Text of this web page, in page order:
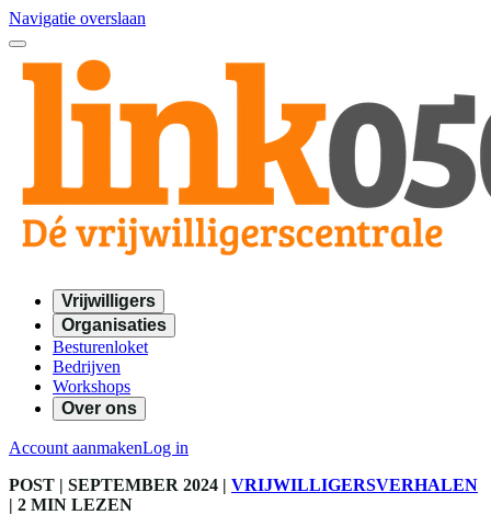
Navigatie overslaan
Vrijwilligers
Organisaties
Besturenloket
Bedrijven
Workshops
Over ons
Account aanmakenLog in
POST | SEPTEMBER 2024 | VRIJWILLIGERSVERHALEN
| 2 MIN LEZEN